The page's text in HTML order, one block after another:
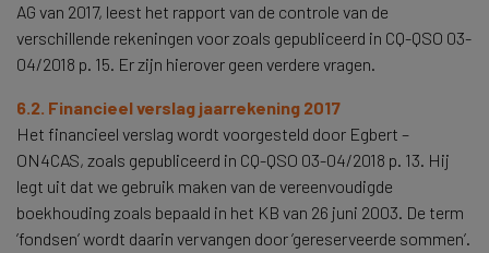
AG van 2017, leest het rapport van de controle van de
verschillende rekeningen voor zoals gepubliceerd in CQ-QSO 03-
04/2018 p. 15. Er zijn hierover geen verdere vragen.
6.2. Financieel verslag jaarrekening 2017
Het financieel verslag wordt voorgesteld door Egbert –
ON4CAS, zoals gepubliceerd in CQ-QSO 03-04/2018 p. 13. Hij
legt uit dat we gebruik maken van de vereenvoudigde
boekhouding zoals bepaald in het KB van 26 juni 2003. De term
’fondsen’ wordt daarin vervangen door ’gereserveerde sommen’.